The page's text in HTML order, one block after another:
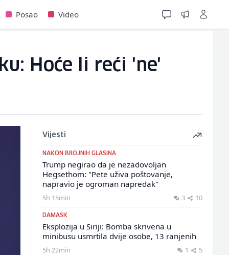
Posao Video
Hoće li reći 'ne'
Vijesti
NAKON BROJNIH GLASINA
Trump negirao da je nezadovoljan
Hegsethom: "Pete uživa poštovanje,
napravio je ogroman napredak"
5h 15min 3 10
DAMASK
Eksplozija u Siriji: Bomba skrivena u
minibusu usmrtila dvije osobe, 13 ranjenih
5h 22min 1 5